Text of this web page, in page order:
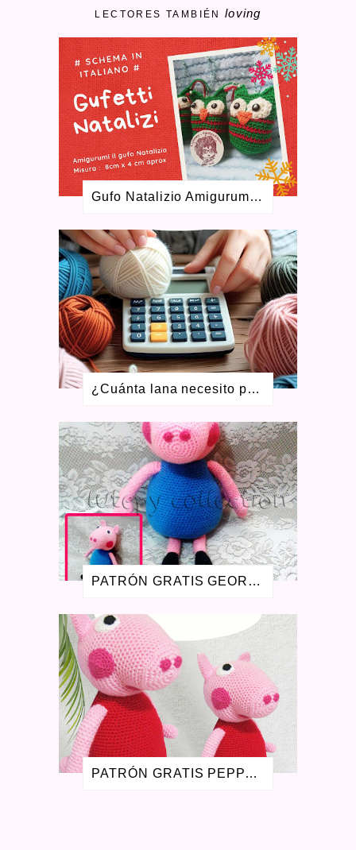
FEBRERO 2024
MAYO 2023
1
ABRIL 2023
3
MARZO 2023
1
ENERO 2023
2
SEPTIEMBRE 2022
1
AGOSTO 2022
1
MAYO 2022
1
FEBRERO 2022
2
OCTUBRE 2021
2
ABRIL 2021
4
FEBRERO 2021
4
ENERO 2021
1
DICIEMBRE 2020
4
NOVIEMBRE 2020
2
JULIO 2020
7
MAYO 2020
4
ABRIL 2020
3
ENERO 2020
2
OCTUBRE 2019
2
SEPTIEMBRE 2019
1
AGOSTO 2019
3
JULIO 2019
1
ENERO 2019
1
AGOSTO 2018
1
JULIO 2018
1
JUNIO 2018
1
ENERO 2018
1
FEBRERO 2017
NOVIEMBRE 2016
AGOSTO 2016
JULIO 2016
1
MAYO 2016
3
ABRIL 2016
1
SEPTIEMBRE 2015
4
AGOSTO 2015
1
MAYO 2015
2
LECTORES TAMBIÉNloving
Gufo Natalizio Amigurumi Schema Gratuito
¿Cuánta lana necesito para tejer? Aprende a calcular ovillos + calculadora gratis
PATRÓN GRATIS GEORGE PIG AMIGURUMI
PATRÓN GRATIS PEPPA PIG AMIGURUMI - LA CERDITA PEPA